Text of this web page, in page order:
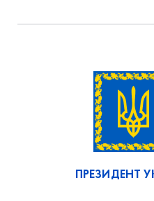
ПРЕЗИДЕНТ